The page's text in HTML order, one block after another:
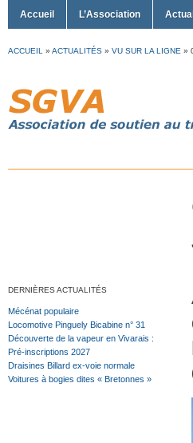
Accueil L’Association
ACCUEIL » ACTUALITÉS » VU SUR LA LIGNE »
DERNIÈRES ACTUALITÉS
Mécénat populaire
Locomotive Pinguely Bicabine n° 31
Découverte de la vapeur en Vivarais :
Pré-inscriptions 2027
Draisines Billard ex-voie normale
Voitures à bogies dites « Bretonnes »